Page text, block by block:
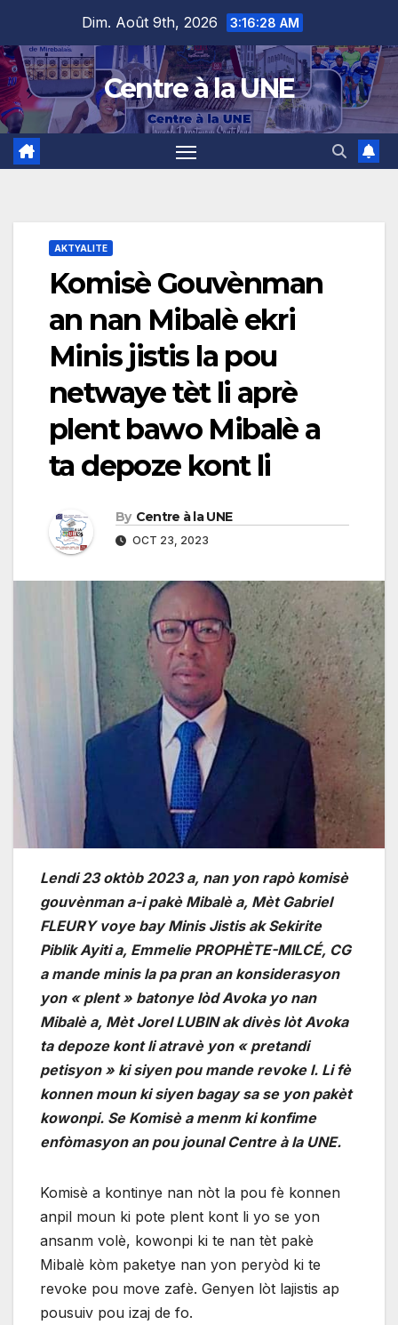
content
Dim. Août 9th, 2026 3:16:29 AM
Centre à la UNE
AKTYALITE
Komisè Gouvènman
an nan Mibalè ekri
Minis jistis la pou
netwaye tèt li aprè
plent bawo Mibalè a
ta depoze kont li
By Centre à la UNE
OCT 23, 2023
Lendi 23 oktòb 2023 a, nan yon rapò komisè
gouvènman a-i pakè Mibalè a, Mèt Gabriel
FLEURY voye bay Minis Jistis ak Sekirite
Piblik Ayiti a, Emmelie PROPHÈTE-MILCÉ, CG
a mande minis la pa pran an konsiderasyon
yon « plent » batonye lòd Avoka yo nan
Mibalè a, Mèt Jorel LUBIN ak divès lòt Avoka
ta depoze kont li atravè yon « pretandi
petisyon » ki siyen pou mande revoke l. Li fè
konnen moun ki siyen bagay sa se yon pakèt
kowonpi. Se Komisè a menm ki konfime
enfòmasyon an pou jounal Centre à la UNE.
Komisè a kontinye nan nòt la pou fè konnen
anpil moun ki pote plent kont li yo se yon
ansanm volè, kowonpi ki te nan tèt pakè
Mibalè kòm paketye nan yon peryòd ki te
revoke pou move zafè. Genyen lòt lajistis ap
pousuiv pou izaj de fo.